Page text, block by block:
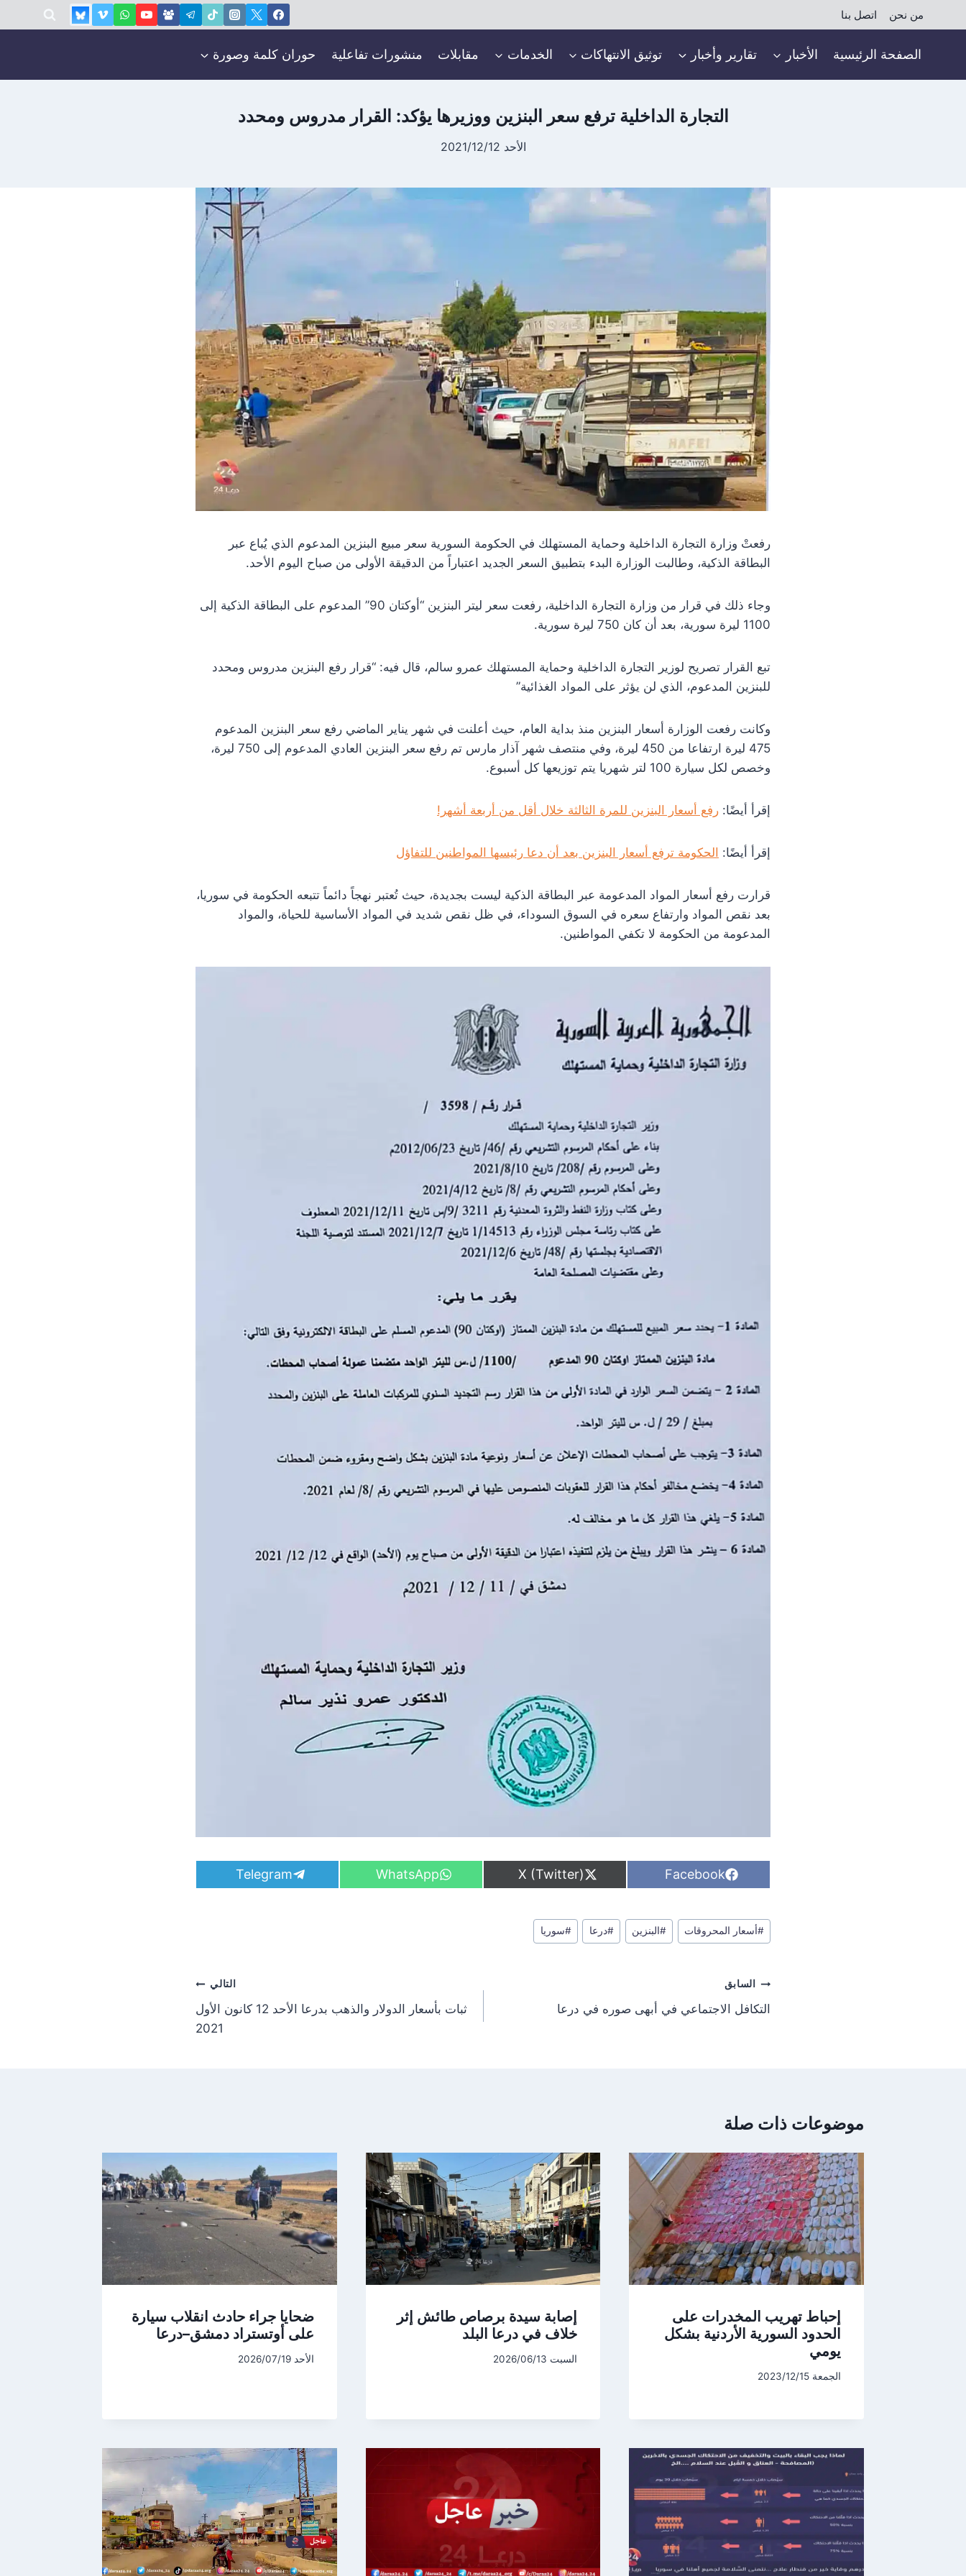
إلى
من نحن اتصل بنا
الصفحة الرئيسية الأخبار تقارير وأخبار توثيق الانتهاكات الخدمات مقابلات منشورات تفاعلية حوران كلمة وصورة
التجارة الداخلية ترفع سعر البنزين ووزيرها يؤكد: القرار مدروس ومحدد
الأحد 2021/12/12
رفعتْ وزارة التجارة الداخلية وحماية المستهلك في الحكومة السورية سعر مبيع البنزين المدعوم الذي يُباع عبر
البطاقة الذكية، وطالبت الوزارة البدء بتطبيق السعر الجديد اعتباراً من الدقيقة الأولى من صباح اليوم الأحد.
وجاء ذلك في قرار من وزارة التجارة الداخلية، رفعت سعر ليتر البنزين “أوكتان 90” المدعوم على البطاقة الذكية إلى
1100 ليرة سورية، بعد أن كان 750 ليرة سورية.
تبع القرار تصريح لوزير التجارة الداخلية وحماية المستهلك عمرو سالم، قال فيه: “قرار رفع البنزين مدروس ومحدد
للبنزين المدعوم، الذي لن يؤثر على المواد الغذائية”
وكانت رفعت الوزارة أسعار البنزين منذ بداية العام، حيث أعلنت في شهر يناير الماضي رفع سعر البنزين المدعوم
475 ليرة ارتفاعا من 450 ليرة، وفي منتصف شهر آذار مارس تم رفع سعر البنزين العادي المدعوم إلى 750 ليرة،
وخصص لكل سيارة 100 لتر شهريا يتم توزيعها كل أسبوع.
إقرأ أيضًا: رفع أسعار البنزين للمرة الثالثة خلال أقل من أربعة أشهر!
إقرأ أيضًا: الحكومة ترفع أسعار البنزين بعد أن دعا رئيسها المواطنين للتفاؤل
قرارت رفع أسعار المواد المدعومة عبر البطاقة الذكية ليست بجديدة، حيث تُعتبر نهجاً دائماً تتبعه الحكومة في سوريا،
بعد نقص المواد وارتفاع سعره في السوق السوداء، في ظل نقص شديد في المواد الأساسية للحياة، والمواد
المدعومة من الحكومة لا تكفي المواطنين.
S
h
e
o
Facebook
S
h
e
o
X (Twitter)
S
h
WhatsApp
S
h
Telegram
وسوم
المقال:
#أسعار المحروقات #البنزين #درعا #سوريا
تصفّح
المقالات
السابق
التكافل الاجتماعي في أبهى صوره في درعا
التالي
ثبات بأسعار الدولار والذهب بدرعا الأحد 12 كانون الأول
2021
موضوعات ذات صلة
إحباط تهريب المخدرات على
الحدود السورية الأردنية بشكل
يومي
الجمعة 2023/12/15
إصابة سيدة برصاص طائش إثر
خلاف في درعا البلد
السبت 2026/06/13
ضحايا جراء حادث انقلاب سيارة
على أوتستراد دمشق–درعا
الأحد 2026/07/19